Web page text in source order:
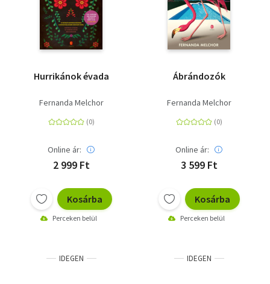
Hurrikánok évada
Fernanda Melchor
Online ár:
2 999 Ft
Kosárba
Perceken belül
Ábrándozók
Fernanda Melchor
Online ár:
3 599 Ft
Kosárba
Perceken belül
IDEGEN IDEGEN